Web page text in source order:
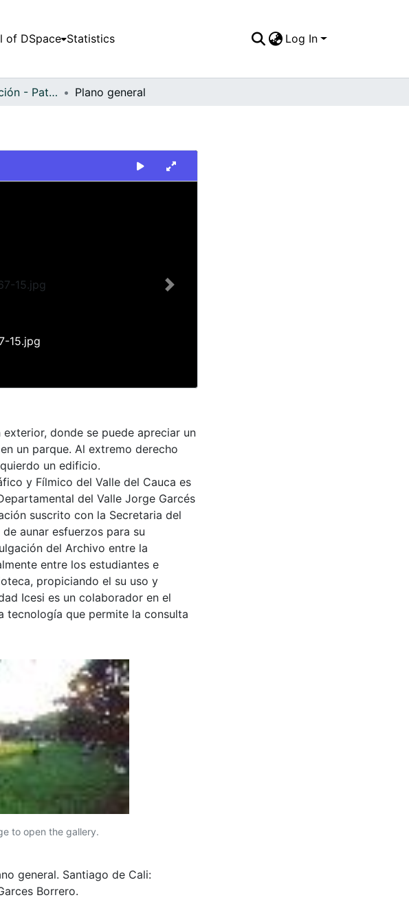
of DSpace Statistics Log In
FCCV - Recreación - Patrimonial Plano general
15.jpg
Next
donde se puede apreciar un
un parque. Al extremo derecho
un edificio.
y Fílmico del Valle del Cauca es
del Valle Jorge Garcés
suscrito con la Secretaria del
aunar esfuerzos para su
del Archivo entre la
entre los estudiantes e
propiciando el su uso y
Icesi es un colaborador en el
tecnología que permite la consulta
to open the gallery.
general. Santiago de Cali:
Borrero.